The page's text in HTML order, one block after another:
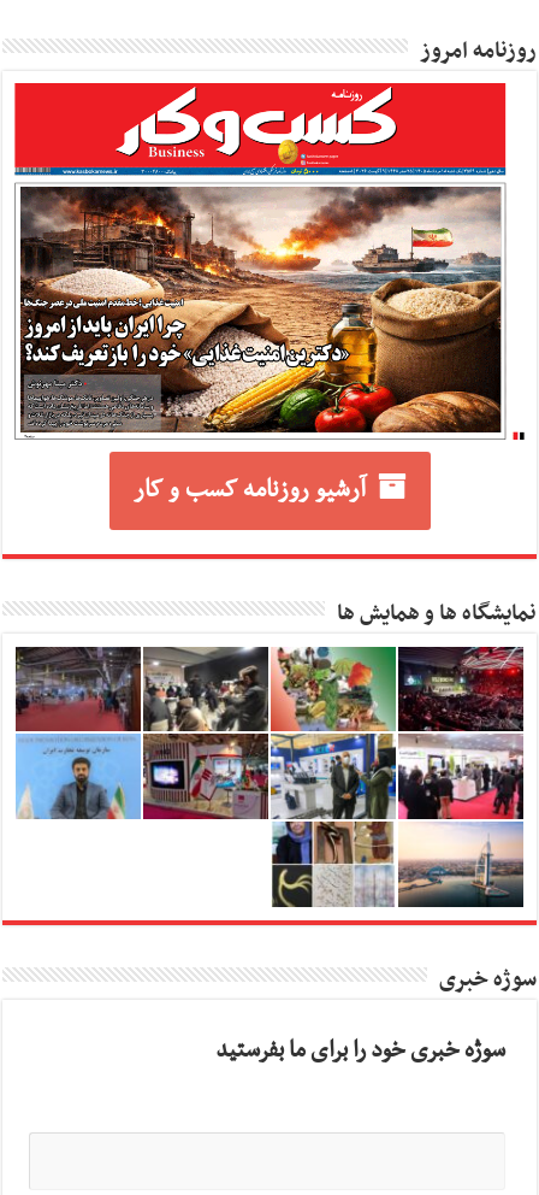
روزنامه امروز
آرشیو روزنامه کسب و کار
نمایشگاه ها و همایش ها
سوژه خبری
سوژه خبری خود را برای ما بفرستید